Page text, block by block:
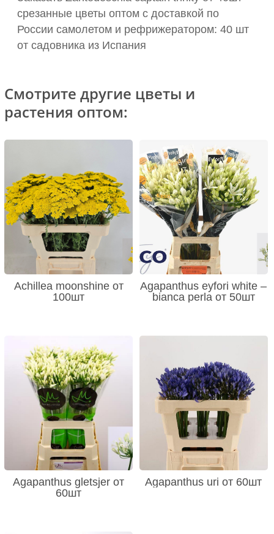
срезанные цветы оптом с доставкой по
России самолетом и рефрижератором: 40 шт
от садовника из Испания
Смотрите другие цветы и
растения оптом:
Achillea moonshine от
100шт
Agapanthus eyfori white –
bianca perla от 50шт
Agapanthus gletsjer от
60шт
Agapanthus uri от 60шт